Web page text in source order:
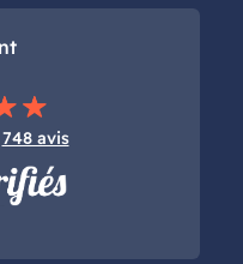
748 avis